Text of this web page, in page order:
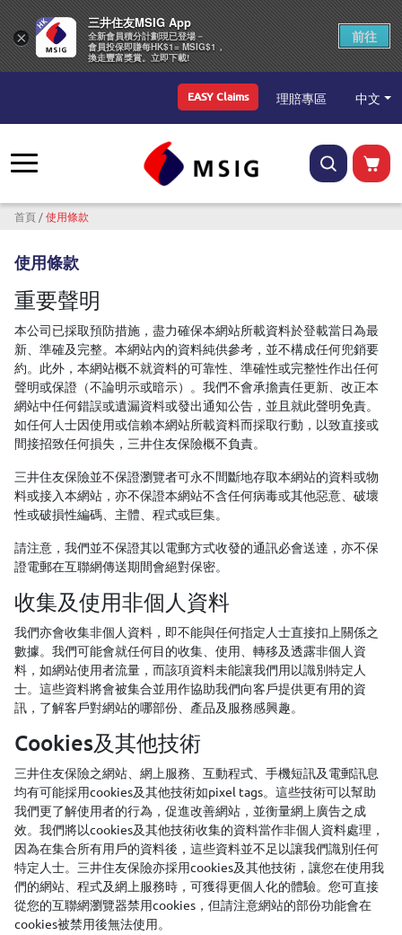
Top Menu
EASY Claims 理賠專區 中文
導航連結
首頁 使用條款
使用條款
重要聲明
本公司已採取預防措施，盡力確保本網站所載資料於登載當日為最
新、準確及完整。本網站內的資料純供參考，並不構成任何兜銷要
約。此外，本網站概不就資料的可靠性、準確性或完整性作出任何
聲明或保證（不論明示或暗示）。我們不會承擔責任更新、改正本
網站中任何錯誤或遺漏資料或發出通知公告，並且就此聲明免責。
如任何人士因使用或信賴本網站所載資料而採取行動，以致直接或
間接招致任何損失，三井住友保險概不負責。
三井住友保險並不保證瀏覽者可永不間斷地存取本網站的資料或物
料或接入本網站，亦不保證本網站不含任何病毒或其他惡意、破壞
性或破損性編碼、主體、程式或巨集。
請注意，我們並不保證其以電郵方式收發的通訊必會送達，亦不保
證電郵在互聯網傳送期間會絕對保密。
收集及使用非個人資料
我們亦會收集非個人資料，即不能與任何指定人士直接扣上關係之
數據。我們可能會就任何目的收集、使用、轉移及透露非個人資
料，如網站使用者流量，而該項資料未能讓我們用以識別特定人
士。這些資料將會被集合並用作協助我們向客戶提供更有用的資
訊，了解客戶對網站的哪部份、產品及服務感興趣。
Cookies及其他技術
三井住友保險之網站、網上服務、互動程式、手機短訊及電郵訊息
均有可能採用cookies及其他技術如pixel tags。這些技術可以幫助
我們更了解使用者的行為，促進改善網站，並衡量網上廣告之成
效。我們將以cookies及其他技術收集的資料當作非個人資料處理，
因為在集合所有用戶的資料後，這些資料並不足以讓我們識別任何
特定人士。三井住友保險亦採用cookies及其他技術，讓您在使用我
們的網站、程式及網上服務時，可獲得更個人化的體驗。您可直接
從您的互聯網瀏覽器禁用cookies，但請注意網站的部份功能會在
cookies被禁用後無法使用。
×
三井住友MSIG App
全新會員積分計劃現已登場－
會員投保即賺每HK$1= MSIG$1，
換走豐富獎賞。立即下載!
前往